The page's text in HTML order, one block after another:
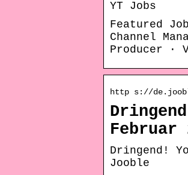
YT Jobs
Featured
Channel
Producer ·
http s://
Februar
Dringend!
Jooble